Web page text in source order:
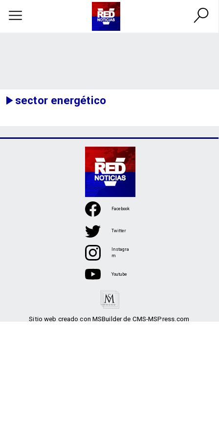
sector energético
Sitio web creado con MSBuilder de CMS-MSPress.com
Facebook
Twitter
Instagra
m
Youtube